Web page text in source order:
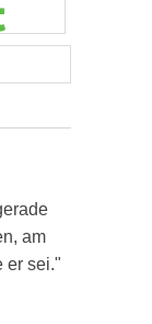
am
er sei."